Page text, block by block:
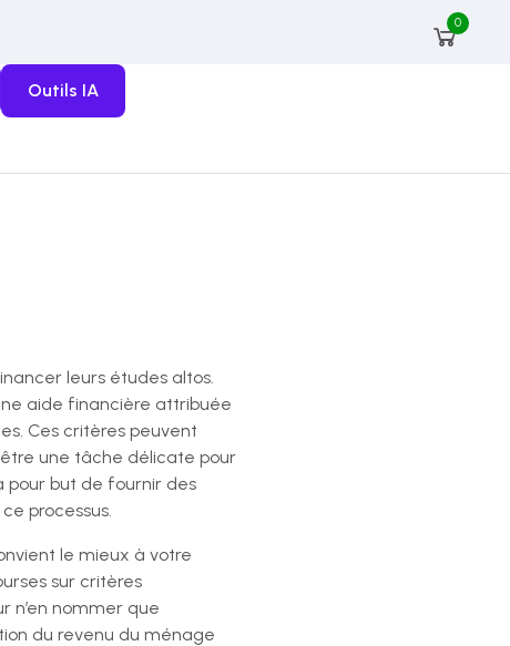
0
Outils IA
leurs études altos.
aide financière attribuée
Ces critères peuvent
une tâche délicate pour
pour but de fournir des
processus.
le mieux à votre
sur critères
n’en nommer que
du revenu du ménage